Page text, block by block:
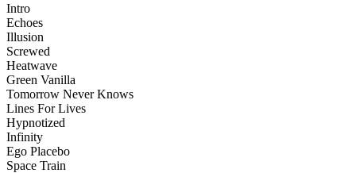
Intro
Echoes
Illusion
Screwed
Heatwave
Green Vanilla
Tomorrow Never Knows
Lines For Lives
Hypnotized
Infinity
Ego Placebo
Space Train